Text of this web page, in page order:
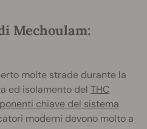
Mechoulam:
molte strade durante la
ed isolamento del THC
chiave del sistema
moderni devono molto a